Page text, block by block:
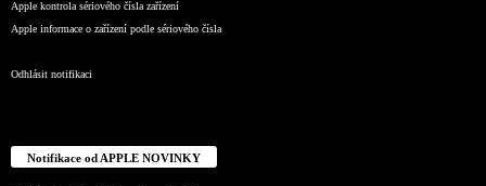
Apple kontrola sériového čísla zařízení
Apple informace o zařízení podle sériového čísla
Odhlásit notifikaci
Notifikace od APPLE NOVINKY